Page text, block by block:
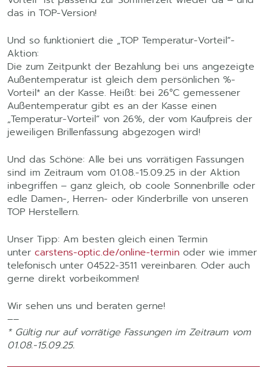
das in TOP-Version!
Und so funktioniert die „TOP Temperatur-Vorteil“-
Aktion:
Die zum Zeitpunkt der Bezahlung bei uns angezeigte
Außentemperatur ist gleich dem persönlichen %-
Vorteil* an der Kasse. Heißt: bei 26°C gemessener
Außentemperatur gibt es an der Kasse einen
„Temperatur-Vorteil“ von 26%, der vom Kaufpreis der
jeweiligen Brillenfassung abgezogen wird!
Und das Schöne: Alle bei uns vorrätigen Fassungen
sind im Zeitraum vom 01.08.-15.09.25 in der Aktion
inbegriffen – ganz gleich, ob coole Sonnenbrille oder
edle Damen-, Herren- oder Kinderbrille von unseren
TOP Herstellern.
Unser Tipp: Am besten gleich einen Termin
unter carstens-optic.de/online-termin oder wie immer
telefonisch unter 04522-3511 vereinbaren. Oder auch
gerne direkt vorbeikommen!
Wir sehen uns und beraten gerne!
––
* Gültig nur auf vorrätige Fassungen im Zeitraum vom
01.08.-15.09.25.